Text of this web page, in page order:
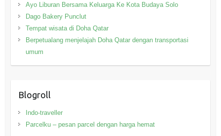
Ayo Liburan Bersama Keluarga Ke Kota Budaya Solo
Dago Bakery Punclut
Tempat wisata di Doha Qatar
Berpetualang menjelajah Doha Qatar dengan transportasi
umum
Blogroll
Indo-traveller
Parcelku – pesan parcel dengan harga hemat